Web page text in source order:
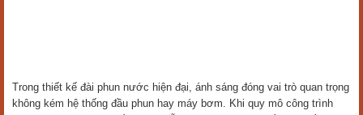
Trong thiết kế đài phun nước hiện đại, ánh sáng đóng vai trò quan trọng
không kém hệ thống đầu phun hay máy bơm. Khi quy mô công trình